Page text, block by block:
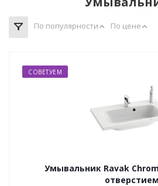
По популярности По цене
СОВЕТУЕМ
Умывальник Ravak
отверстием